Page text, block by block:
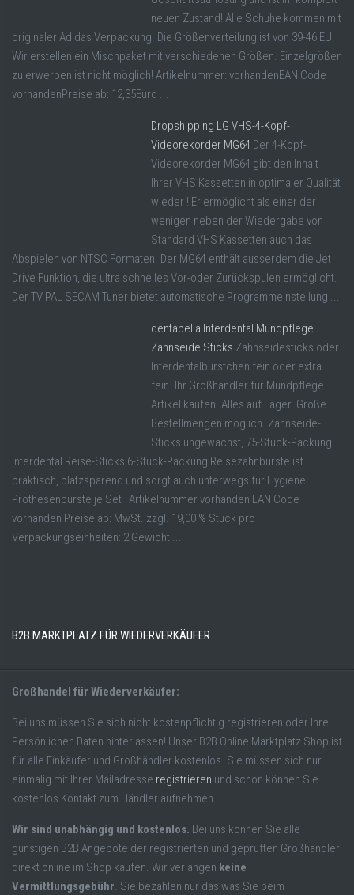
neuen Zustand! Alle Schuhe kommen mit
originaler Adidas Verpackung. Die Größenverteilung ist von 39-46 EU.
Wir erstellen ein Mischpaket mit verschiedenen Größen. Einzelgrößen
zu erwerben ist nicht möglich! Artikelnummer: vorhandenEAN Code
vorhandenPreise ab: 12,35Euro ...
Dropshipping LG VHS-4-Kopf-
Videorekorder MG64 Der 4-Kopf-
Videorekorder MG64 gibt den Inhalt
Ihrer VHS Kassetten in optimaler Qualität
wieder ! Er ermöglicht als einer der
wenigen neben der Wiedergabe von
Standard VHS Kassetten auch das
Abspielen von NTSC Formaten. Der MG64 enthält ausserdem die Jet
Drive Funktion, die ultra schnelles Vor-oder Zurückspulen ermöglicht.
Der TV PAL SECAM Tuner bietet automatische Programmeinstellung ...
dentabella Interdental Mundpflege –
Zahnseide Sticks Zahnseidesticks oder
Interdentalbürstchen fein oder extra
fein. Ihr Großhändler für Mundpflege
Artikel kaufen. Alles auf Lager. Große
Bestellmengen möglich. Zahnseide-
Sticks ungewachst, 75-Stück-Packung
Interdental Reise-Sticks 6-Stück-Packung Reisezahnbürste ist
praktisch, platzsparend und sorgt auch unterwegs für Hygiene
Prothesenbürste je Set Artikelnummer vorhanden EAN Code
vorhanden Preise ab: MwSt. zzgl. 19,00 % Stück pro
Verpackungseinheiten: 2 Gewicht ...
B2B MARKTPLATZ FÜR WIEDERVERKÄUFER
Großhandel für Wiederverkäufer:
Bei uns müssen Sie sich nicht kostenpflichtig registrieren oder Ihre
Persönlichen Daten hinterlassen! Unser B2B Online Marktplatz Shop ist
für alle Einkäufer und Großhändler kostenlos. Sie müssen sich nur
einmalig mit Ihrer Mailadresse registrieren und schon können Sie
kostenlos Kontakt zum Händler aufnehmen.
Wir sind unabhängig und kostenlos. Bei uns können Sie alle
günstigen B2B Angebote der registrierten und geprüften Großhändler
direkt online im Shop kaufen. Wir verlangen keine
Vermittlungsgebühr. Sie bezahlen nur das was Sie beim